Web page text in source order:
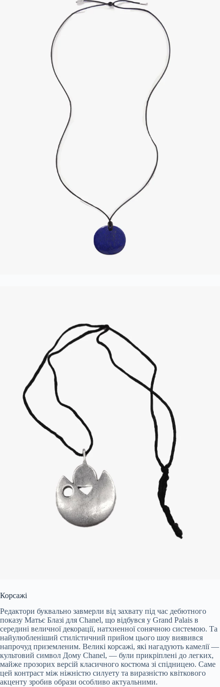
Корсажі
Редактори буквально завмерли від захвату під час дебютного
показу Матьє Блазі для Chanel, що відбувся у Grand Palais в
середині величної декорації, натхненної сонячною системою. Та
найулюбленіший стилістичний прийом цього шоу виявився
напрочуд приземленим. Великі корсажі, які нагадують камелії —
культовий символ Дому Chanel, — були прикріплені до легких,
майже прозорих версій класичного костюма зі спідницею. Саме
цей контраст між ніжністю силуету та виразністю квіткового
акценту зробив образи особливо актуальними.